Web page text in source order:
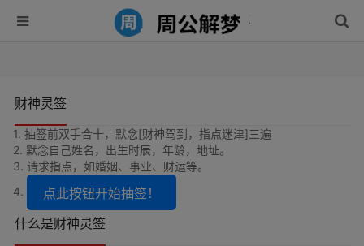
财神灵签
1. 抽签前双手合十，默念[财神驾到，指点迷津]三遍
2. 默念自己姓名，出生时辰，年龄，地址。
3. 请求指点，如婚姻、事业、财运等。
4.
点此按钮开始抽签！
什么是财神灵签